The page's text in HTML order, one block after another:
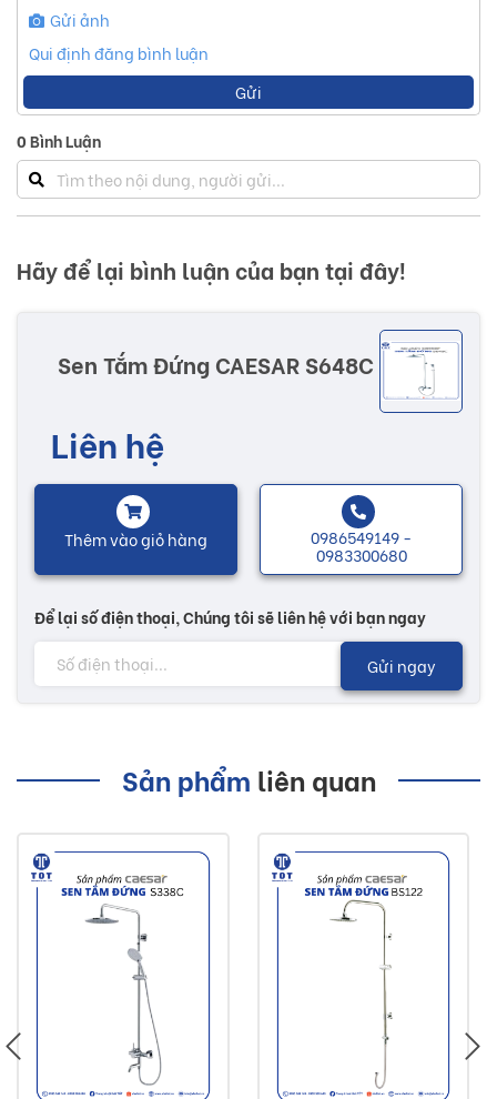
Gửi ảnh
Qui định đăng bình luận
Gửi
0Bình Luận
Hãy để lại bình luận của bạn tại đây!
Sen Tắm Đứng CAESAR S648C
Liên hệ
Thêm vào giỏ hàng 0986549149 -
0983300680
Để lại số điện thoại, Chúng tôi sẽ liên hệ với bạn ngay
Gửi ngay
Sản phẩm liên quan